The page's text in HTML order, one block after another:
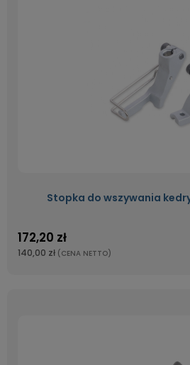
Stopka do wszywania
172,20 zł
140,00 zł (CENA NETTO)